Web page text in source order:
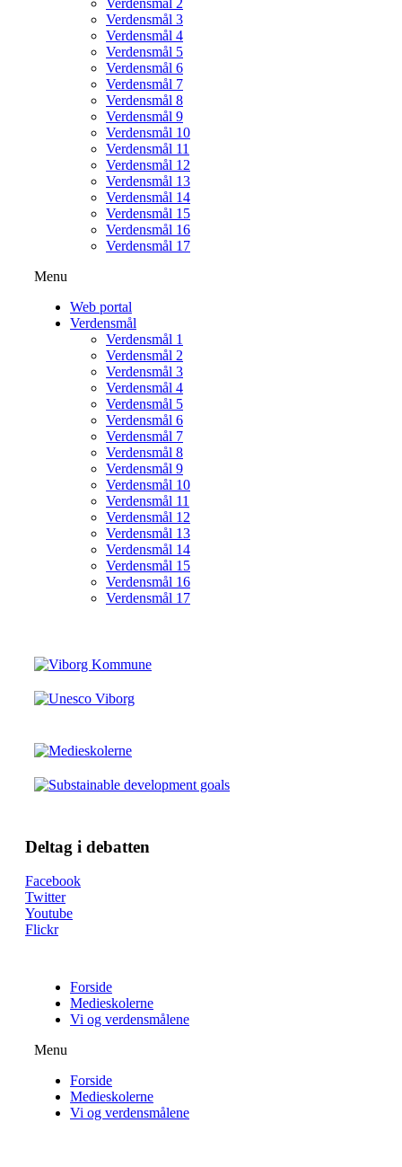
Verdensmål 3
Verdensmål 4
Verdensmål 5
Verdensmål 6
Verdensmål 7
Verdensmål 8
Verdensmål 9
Verdensmål 10
Verdensmål 11
Verdensmål 12
Verdensmål 13
Verdensmål 14
Verdensmål 15
Verdensmål 16
Verdensmål 17
Menu
Web portal
Verdensmål
Verdensmål 1
Verdensmål 2
Verdensmål 3
Verdensmål 4
Verdensmål 5
Verdensmål 6
Verdensmål 7
Verdensmål 8
Verdensmål 9
Verdensmål 10
Verdensmål 11
Verdensmål 12
Verdensmål 13
Verdensmål 14
Verdensmål 15
Verdensmål 16
Verdensmål 17
Deltag i debatten
Facebook
Twitter
Youtube
Flickr
Forside
Medieskolerne
Vi og verdensmålene
Menu
Forside
Medieskolerne
Vi og verdensmålene